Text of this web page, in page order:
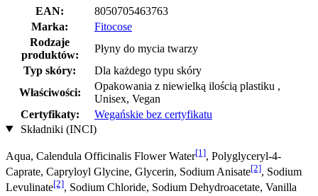
EAN:
8050705463763
Marka:
Fitocose
Rodzaje
produktów:
Płyny do mycia twarzy
Typ skóry:
Dla każdego typu skóry
Właściwości:
Opakowania z niewielką ilością plastiku ,
Unisex, Vegan
Certyfikaty:
Wegańskie bez certyfikatu
Składniki (INCI)
Aqua, Calendula Officinalis Flower Water[1], Polyglyceryl-4-
Caprate, Capryloyl Glycine, Glycerin, Sodium Anisate[2], Sodium
Levulinate[2], Sodium Chloride, Sodium Dehydroacetate, Vanilla